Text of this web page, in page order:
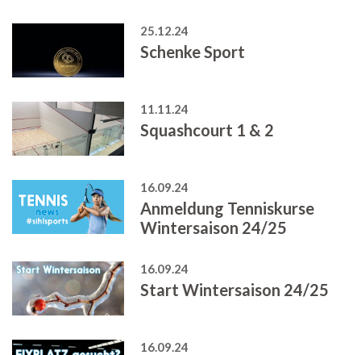
25.12.24
Schenke Sport
11.11.24
Squashcourt 1 & 2
16.09.24
Anmeldung Tenniskurse
Wintersaison 24/25
16.09.24
Start Wintersaison 24/25
16.09.24